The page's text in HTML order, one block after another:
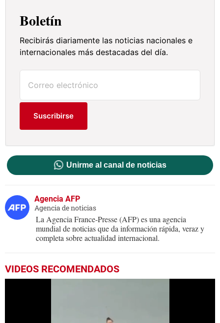
Boletín
Recibirás diariamente las noticias nacionales e
internacionales más destacadas del día.
Suscribirse
Unirme al canal de noticias
Agencia AFP
Agencia de noticias
La Agencia France-Presse (AFP) es una agencia
mundial de noticias que da información rápida, veraz y
completa sobre actualidad internacional.
VIDEOS RECOMENDADOS